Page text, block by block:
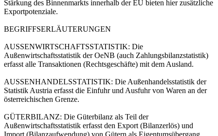
Stärkung des Binnenmarkts innerhalb der EU bieten hier zusätzliche
Exportpotenziale.
BEGRIFFSERLÄUTERUNGEN
AUSSENWIRTSCHAFTSSTATISTIK: Die
Außenwirtschaftsstatistik der OeNB (auch Zahlungsbilanzstatistik)
erfasst alle Transaktionen (Rechtsgeschäfte) mit dem Ausland.
AUSSENHANDELSSTATISTIK: Die Außenhandelsstatistik der
Statistik Austria erfasst die Einfuhr und Ausfuhr von Waren an der
österreichischen Grenze.
GÜTERBILANZ: Die Güterbilanz als Teil der
Außenwirtschaftsstatistik erfasst den Export (Bilanzerlös) und
Import (Bilanzaufwendung) von Gütern als Eigentumsübergang